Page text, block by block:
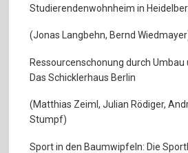
Studierendenwohnheim in
(Jonas Langbehn, Bernd
Ressourcenschonung durch
Das Schicklerhaus Berlin
(Matthias Zeiml, Julian Rödiger,
Stumpf)
Sport in den Baumwipfeln: Die